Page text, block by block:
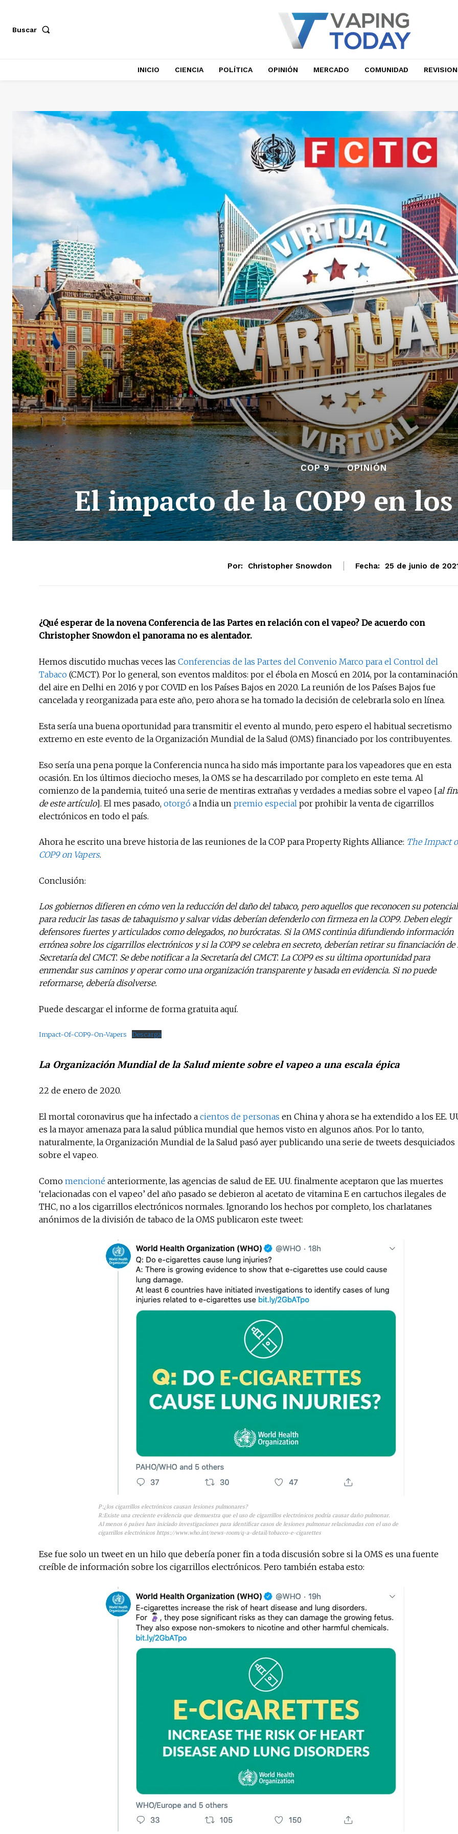
No te pierdas de
Suscríbete a nuestro boletín
noticias del vapeo y la
electrónico.
Subscribe to our daily
Buscar
INICIO CIENCIA POLÍTICA OPINIÓN MERCADO COMUNIDAD
COP 9 OPINIÓN
El impacto de la COP9 en
Por: Christopher Snowdon Fecha: 25 de junio de
¿Qué esperar de la novena Conferencia de las Partes en relación con el vapeo? De acuerdo con
Christopher Snowdon el panorama no es alentador.
Hemos discutido muchas veces las Conferencias de las Partes del Convenio Marco para el Control del
Tabaco (CMCT). Por lo general, son eventos malditos: por el ébola en Moscú en 2014, por la contaminación
del aire en Delhi en 2016 y por COVID en los Países Bajos en 2020. La reunión de los Países Bajos fue
cancelada y reorganizada para este año, pero ahora se ha tomado la decisión de celebrarla solo en línea.
Esta sería una buena oportunidad para transmitir el evento al mundo, pero espero el habitual secretismo
extremo en este evento de la Organización Mundial de la Salud (OMS) financiado por los contribuyentes.
Eso sería una pena porque la Conferencia nunca ha sido más importante para los vapeadores que en esta
ocasión. En los últimos dieciocho meses, la OMS se ha descarrilado por completo en este tema. Al
comienzo de la pandemia, tuiteó una serie de mentiras extrañas y verdades a medias sobre el vapeo [al
de este artículo]. El mes pasado, otorgó a India un premio especial por prohibir la venta de cigarrillos
electrónicos en todo el país.
Ahora he escrito una breve historia de las reuniones de la COP para Property Rights Alliance: The Impact
COP9 on Vapers.
Conclusión:
Los gobiernos difieren en cómo ven la reducción del daño del tabaco, pero aquellos que reconocen su potencial
para reducir las tasas de tabaquismo y salvar vidas deberían defenderlo con firmeza en la COP9. Deben elegir
defensores fuertes y articulados como delegados, no burócratas. Si la OMS continúa difundiendo información
errónea sobre los cigarrillos electrónicos y si la COP9 se celebra en secreto, deberían retirar su financiación de
Secretaría del CMCT. Se debe notificar a la Secretaría del CMCT. La COP9 es su última oportunidad para
enmendar sus caminos y operar como una organización transparente y basada en evidencia. Si no puede
reformarse, debería disolverse.
Puede descargar el informe de forma gratuita aquí.
Impact-Of-COP9-On-Vapers Descarga
La Organización Mundial de la Salud miente sobre el vapeo a una escala épica
22 de enero de 2020.
El mortal coronavirus que ha infectado a cientos de personas en China y ahora se ha extendido a los EE.
es la mayor amenaza para la salud pública mundial que hemos visto en algunos años. Por lo tanto,
naturalmente, la Organización Mundial de la Salud pasó ayer publicando una serie de tweets desquiciados
sobre el vapeo.
Como mencioné anteriormente, las agencias de salud de EE. UU. finalmente aceptaron que las muertes
‘relacionadas con el vapeo’ del año pasado se debieron al acetato de vitamina E en cartuchos ilegales de
THC, no a los cigarrillos electrónicos normales. Ignorando los hechos por completo, los charlatanes
anónimos de la división de tabaco de la OMS publicaron este tweet:
P:¿los cigarrillos electrónicos causan lesiones pulmonares?
R:Existe una creciente evidencia que demuestra que el uso de cigarrillos electrónicos podría causar daño pulmonar.
Al menos 6 países han iniciado investigaciones para identificar casos de lesiones pulmonar relacionadas con el uso de
cigarrillos electrónicos https://www.who.int/news-room/q-a-detail/tobacco-e-cigarettes
Ese fue solo un tweet en un hilo que debería poner fin a toda discusión sobre si la OMS es una fuente
creíble de información sobre los cigarrillos electrónicos. Pero también estaba esto: